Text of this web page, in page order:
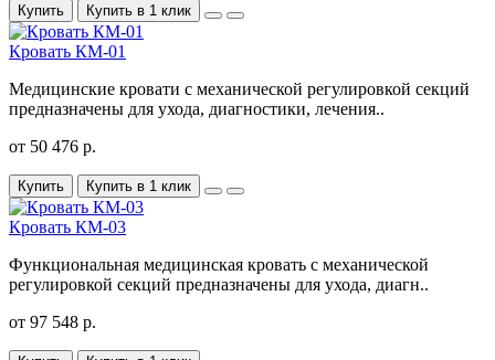
Купить Купить в 1 клик
Кровать КМ-01
Медицинские кровати с механической регулировкой секций
предназначены для ухода, диагностики, лечения..
от 50 476 р.
Купить Купить в 1 клик
Кровать КМ-03
Функциональная медицинская кровать с механической
регулировкой секций предназначены для ухода, диагн..
от 97 548 р.